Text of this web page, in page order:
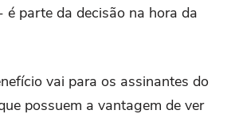
parte da decisão na hora da
vai para os assinantes do
possuem a vantagem de ver